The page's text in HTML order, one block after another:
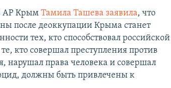
АР КрымТамила Ташева заявила, что
после деоккупации Крыма станет
тех, кто способствовал российской
кто совершал преступления против
нарушал права человека и совершал
должны быть привлечены к